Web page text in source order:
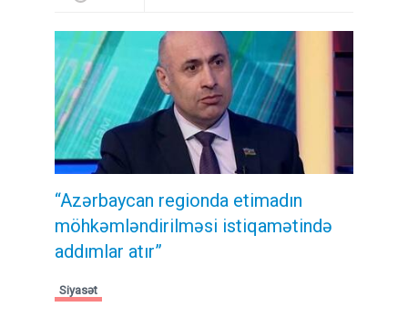
“Azərbaycan regionda etimadın
möhkəmləndirilməsi istiqamətində
addımlar atır”
Siyasət